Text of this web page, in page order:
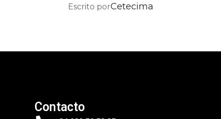
AUTOR DE LA PUBLICACIÓN
Escrito porCetecima
Contacto